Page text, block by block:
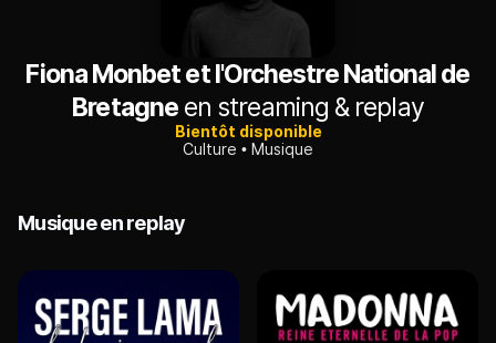
Fiona Monbet et l'Orchestre National de
Bretagneen streaming & replay
Bientôt disponible
Culture
Musique
Musique en replay